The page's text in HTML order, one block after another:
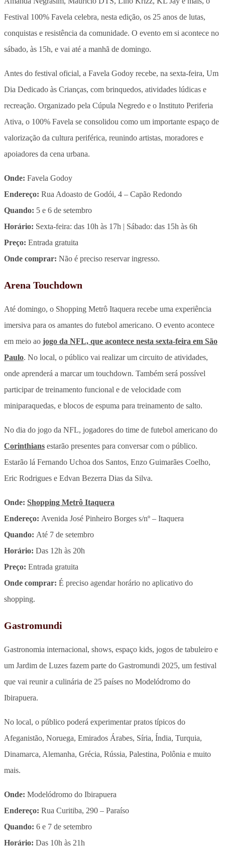
Festival 100% Favela celebra, nesta edição, os 25 anos de lutas,
conquistas e resistência da comunidade. O evento em si acontece no
sábado, às 15h, e vai até a manhã de domingo.
Antes do festival oficial, a Favela Godoy recebe, na sexta-feira, Um
Dia Dedicado às Crianças, com brinquedos, atividades lúdicas e
recreação. Organizado pela Cúpula Negredo e o Instituto Periferia
Ativa, o 100% Favela se consolidou como um importante espaço de
valorização da cultura periférica, reunindo artistas, moradores e
apoiadores da cena urbana.
Onde: Favela Godoy
Endereço: Rua Adoasto de Godói, 4 – Capão Redondo
Quando: 5 e 6 de setembro
Horário: Sexta-feira: das 10h às 17h | Sábado: das 15h às 6h
Preço: Entrada gratuita
Onde comprar: Não é preciso reservar ingresso.
Arena Touchdown
Até domingo, o Shopping Metrô Itaquera recebe uma experiência
imersiva para os amantes do futebol americano. O evento acontece
em meio ao jogo da NFL, que acontece nesta sexta-feira em São
Paulo. No local, o público vai realizar um circuito de atividades,
onde aprenderá a marcar um touchdown. Também será possível
participar de treinamento funcional e de velocidade com
miniparaquedas, e blocos de espuma para treinamento de salto.
No dia do jogo da NFL, jogadores do time de futebol americano do
Corinthians estarão presentes para conversar com o público.
Estarão lá Fernando Uchoa dos Santos, Enzo Guimarães Coelho,
Eric Rodrigues e Edvan Bezerra Dias da Silva.
Onde: Shopping Metrô Itaquera
Endereço: Avenida José Pinheiro Borges s/nº – Itaquera
Quando: Até 7 de setembro
Horário: Das 12h às 20h
Preço: Entrada gratuita
Onde comprar: É preciso agendar horário no aplicativo do
shopping.
Gastromundi
Gastronomia internacional, shows, espaço kids, jogos de tabuleiro e
um Jardim de Luzes fazem parte do Gastromundi 2025, um festival
que vai reunir a culinária de 25 países no Modelódromo do
Ibirapuera.
No local, o público poderá experimentar pratos típicos do
Afeganistão, Noruega, Emirados Árabes, Síria, Índia, Turquia,
Dinamarca, Alemanha, Grécia, Rússia, Palestina, Polônia e muito
mais.
Onde: Modelódromo do Ibirapuera
Endereço: Rua Curitiba, 290 – Paraíso
Quando: 6 e 7 de setembro
Horário: Das 10h às 21h